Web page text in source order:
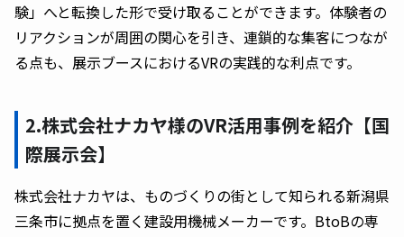
験」へと転換した形で受け取ることができます。体験者の
リアクションが周囲の関心を引き、連鎖的な集客につなが
る点も、展示ブースにおけるVRの実践的な利点です。
2.株式会社ナカヤ様のVR活用事例を紹介【国
際展示会】
株式会社ナカヤは、ものづくりの街として知られる新潟県
三条市に拠点を置く建設用機械メーカーです。BtoBの専